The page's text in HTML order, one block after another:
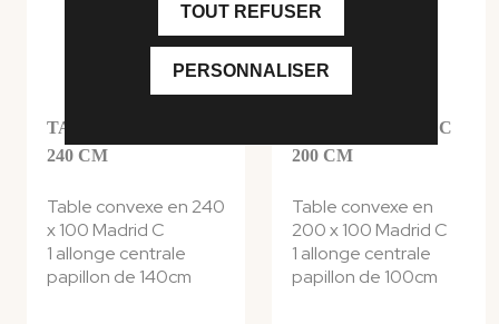
TABLE MADRID C
240 CM
Table convexe en 240
x 100 Madrid C
1 allonge centrale
papillon de 140cm
TABLE MADRID C
200 CM
Table convexe en
200 x 100 Madrid C
1 allonge centrale
papillon de 100cm
TOUT REFUSER
PERSONNALISER